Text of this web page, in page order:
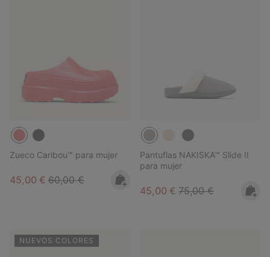
Zueco Caribou™ para mujer
Sale price:
45,00 € Regular price:
60,00 €
Pantuflas NAKISKA™ Slide II
para mujer
Sale price:
45,00 € Regular price:
75,00 €
NUEVOS COLORES